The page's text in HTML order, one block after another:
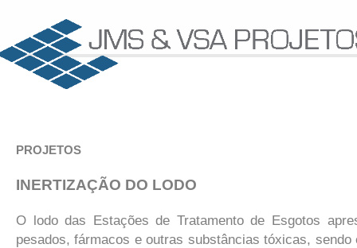
PROJETOS
INERTIZAÇÃO DO LODO
O lodo das Estações de Tratamento de Esgotos
pesados, fármacos e outras substâncias tóxicas,